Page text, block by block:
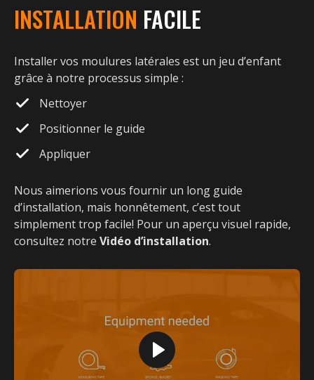
INSTALLATION FACILE
Installer vos moulures latérales est un jeu d’enfant
grâce à notre processus simple :
Nettoyer
Positionner le guide
Appliquer
Nous aimerions vous fournir un long guide
d’installation, mais honnêtement, c’est tout
simplement trop facile! Pour un aperçu visuel rapide,
consultez notre Vidéo d’installation.